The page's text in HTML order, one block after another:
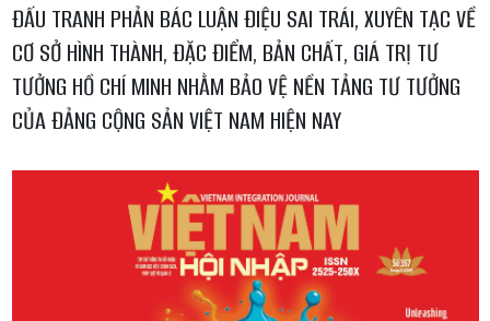
ĐẤU TRANH PHẢN BÁC LUẬN ĐIỆU SAI TRÁI, XUYÊN TẠC VỀ
CƠ SỞ HÌNH THÀNH, ĐẶC ĐIỂM, BẢN CHẤT, GIÁ TRỊ TƯ
TƯỞNG HỒ CHÍ MINH NHẰM BẢO VỆ NỀN TẢNG TƯ TƯỞNG
CỦA ĐẢNG CỘNG SẢN VIỆT NAM HIỆN NAY